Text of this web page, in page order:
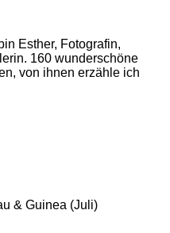
160 wunderschöne
von ihnen erzähle ich
& Guinea (Juli)